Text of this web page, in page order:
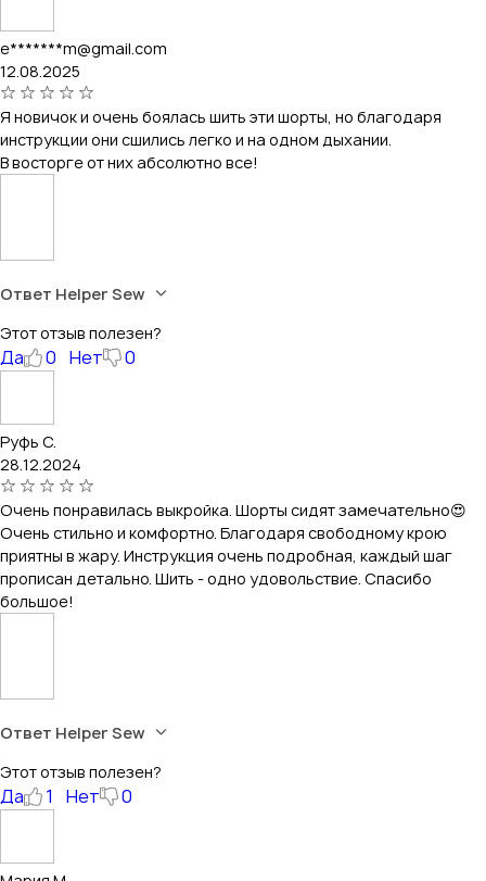
e*******m@gmail.com
12.08.2025
Я новичок и очень боялась шить эти шорты, но благодаря
инструкции они сшились легко и на одном дыхании.
В восторге от них абсолютно все!
Ответ Helper Sew
Этот отзыв полезен?
Да 0 Нет 0
Руфь С.
28.12.2024
Очень понравилась выкройка. Шорты сидят замечательно😍
Очень стильно и комфортно. Благодаря свободному крою
приятны в жару. Инструкция очень подробная, каждый шаг
прописан детально. Шить - одно удовольствие. Спасибо
большое!
Ответ Helper Sew
Этот отзыв полезен?
Да 1 Нет 0